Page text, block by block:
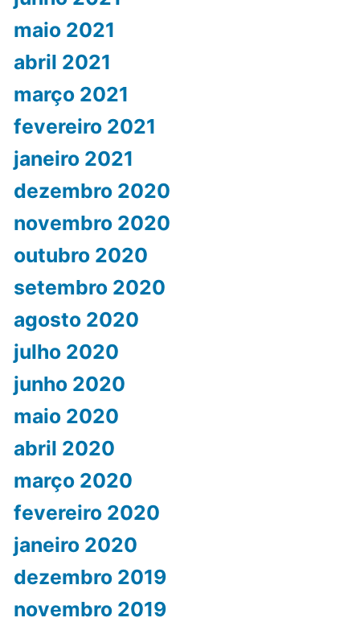
maio 2021
abril 2021
março 2021
fevereiro 2021
janeiro 2021
dezembro 2020
novembro 2020
outubro 2020
setembro 2020
agosto 2020
julho 2020
junho 2020
maio 2020
abril 2020
março 2020
fevereiro 2020
janeiro 2020
dezembro 2019
novembro 2019